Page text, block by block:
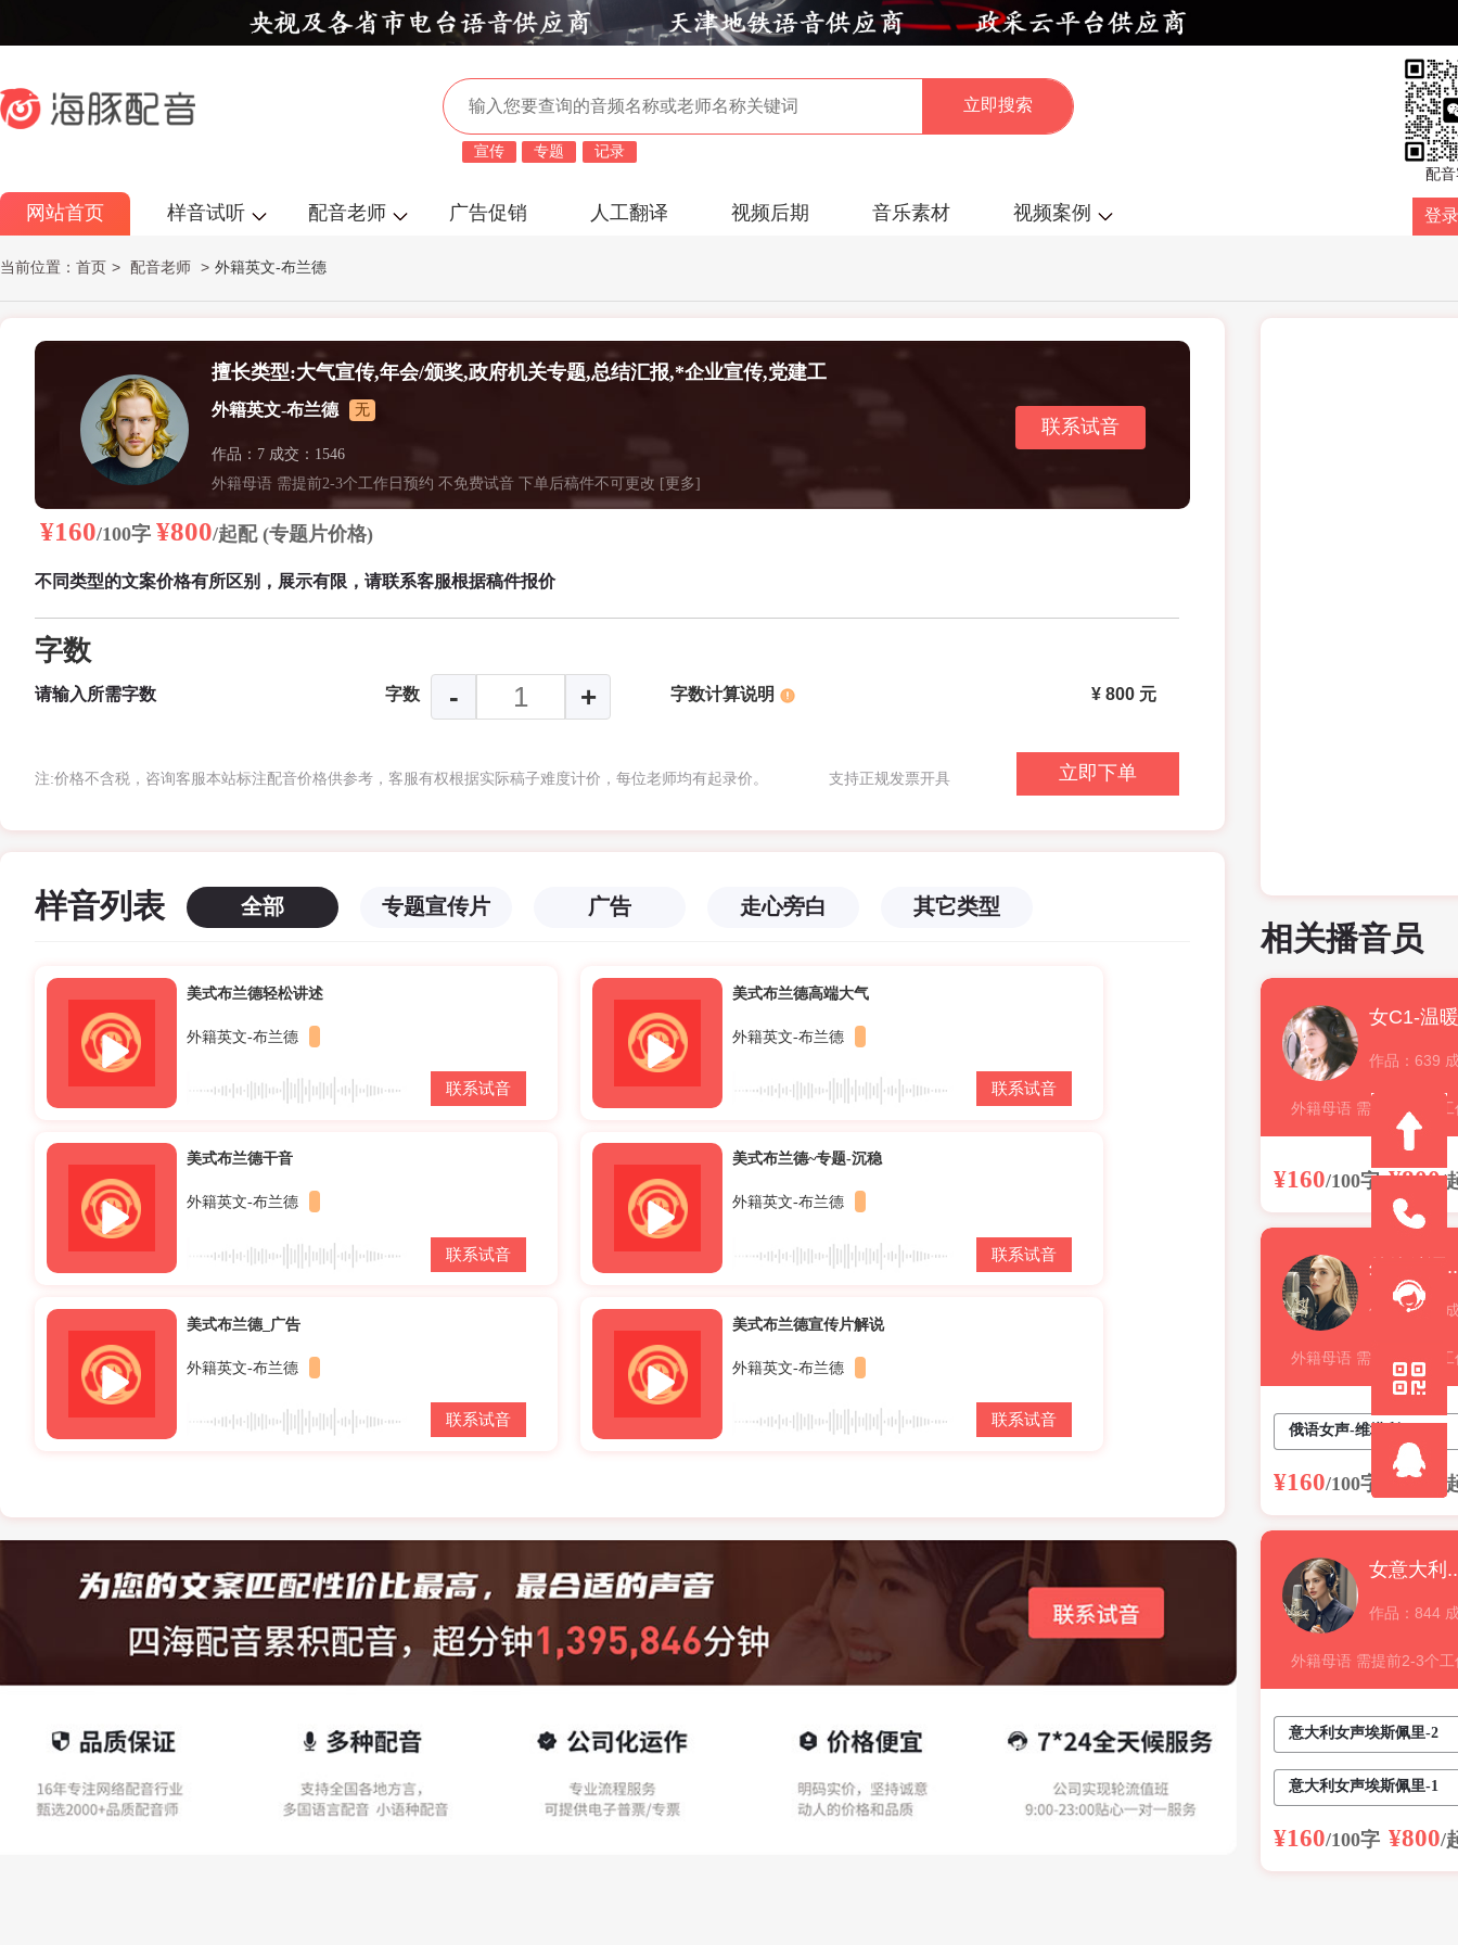
宣传 专题
记录
配
网站首页 样音试听 配音老师 广告促销 人工翻译 视频后期 音乐素材 视频案例 登
当前位置： 首页 > 配音老师 > 外籍英文-布兰德
擅长类型:大气宣传,年会/颁奖,政府机关专题,总结汇报,*企业宣传,党建工
作专题,*警示教育片,学校宣传,新闻播报,城市宣传,招商宣传,科普解说,产
品解说,人物专题,项目规划,宗教专题,茶酒宣传,公益宣传,品牌宣传,医院宣
传,纪实记录旁白,广告配音,节日广告,商场广播,房地产,茶酒广告
外籍英文-布兰德 无
作品：7 成交：1546
外籍母语 需提前2-3个工作日预约 不免费试音 下单后稿件不可更改
[更多]
联系试音
¥160/100字 ¥800/起配 (专题片价格)
不同类型的文案价格有所区别，展示有限，请联系客服根据稿件报价
字数
字数 字数计算说明 ¥800 元
注:价格不含税，咨询客服本站标注配音价格供参考，客服有权根据实际稿子难度计价，每位老师均有起录价。 支持正规发票开具
样音列表 全部 专题宣传片 广告 走心旁白 其它类型
美式布兰德轻松讲述
外籍英文-布兰德
联系试音
美式布兰德高端大气
外籍英文-布兰德
联系试音
美式布兰德干音
外籍英文-布兰德
联系试音
美式布兰德~专题-沉稳
外籍英文-布兰德
联系试音
美式布兰德_广告
外籍英文-布兰德
联系试音
美式布兰德宣传片解说
外籍英文-布兰德
联系试音
相关播音员
作品：639
外籍母语 需提前2-3个
音 下单后稿件不可更改
¥160/100字 ¥800/
外籍俄语
作品：546
外籍母语 需提前2-3个
音 下单后稿件不可更改
俄语女声-维塔利
¥160/100字 ¥800 /
女意大利
作品：844
外籍母语 需提前2-3个
音 下单后稿件不可更改
意大利女声埃斯佩里-2
意大利女声埃斯佩里-1
¥160/100字 ¥800/